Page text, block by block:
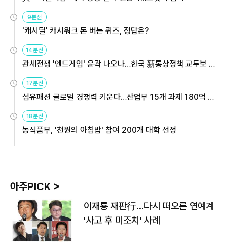
9분전
'캐시딜' 캐시워크 돈 버는 퀴즈, 정답은?
14분전
관세전쟁 '엔드게임' 윤곽 나오나…한국 新통상정책 교두보 활
용해야
17분전
섬유패션 글로벌 경쟁력 키운다…산업부 15개 과제 180억 지
원
18분전
농식품부, '천원의 아침밥' 참여 200개 대학 선정
아주PICK >
이재룡 재판行…다시 떠오른 연예계
'사고 후 미조치' 사례